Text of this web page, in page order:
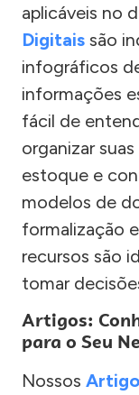
aplicáveis no
Digitais são
infográficos
informações
fácil de
organizar
estoque e
modelos de
formalização
recursos são
tomar
Artigos:
para o Seu
Nossos